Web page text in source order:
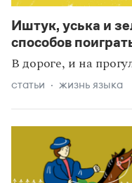
Иштук, уська и
способов
В дороге, и на
статьи жизнь языка